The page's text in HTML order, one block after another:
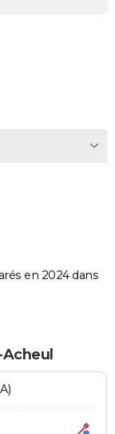
en 2024 dans
Acheul